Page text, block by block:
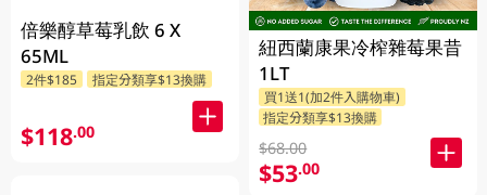
倍樂醇草莓乳飲 6 X
65ML
2件$185 指定分類享$13換購
$118.00
紐西蘭康果冷榨雜莓果昔
1LT
買1送1(加2件入購物車)
指定分類享$13換購
$68.00
$53.00